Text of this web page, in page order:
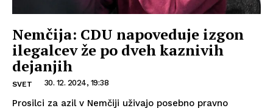
Nemčija: CDU napoveduje izgon
ilegalcev že po dveh kaznivih
dejanjih
SVET 30. 12. 2024, 19:38
Prosilci za azil v Nemčiji uživajo posebno pravno